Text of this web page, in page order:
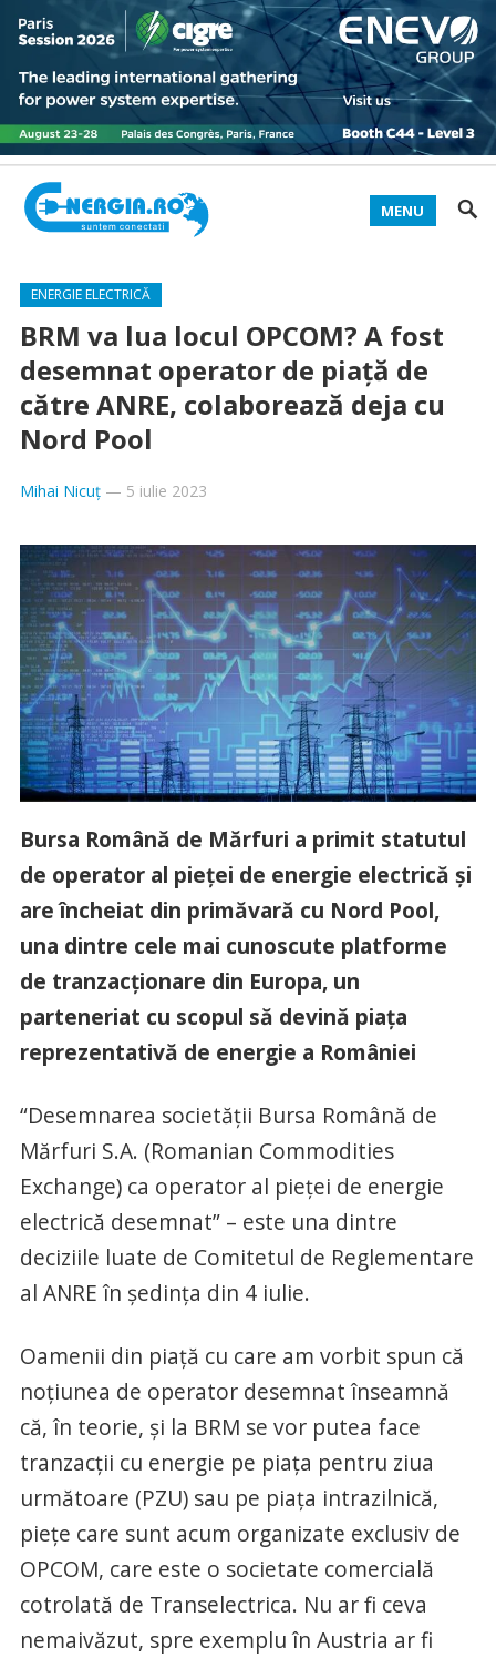
MENU
ENERGIE ELECTRICĂ
BRM va lua locul OPCOM? A fost
desemnat operator de piață de
către ANRE, colaborează deja cu
Nord Pool
Mihai Nicuț— 5 iulie 2023
Bursa Română de Mărfuri a primit statutul
de operator al pieței de energie electrică și
are încheiat din primăvară cu Nord Pool,
una dintre cele mai cunoscute platforme
de tranzacționare din Europa, un
parteneriat cu scopul să devină piața
reprezentativă de energie a României
“Desemnarea societății Bursa Română de
Mărfuri S.A. (Romanian Commodities
Exchange) ca operator al pieţei de energie
electrică desemnat” – este una dintre
deciziile luate de Comitetul de Reglementare
al ANRE în ședința din 4 iulie.
Oamenii din piață cu care am vorbit spun că
noțiunea de operator desemnat înseamnă
că, în teorie, și la BRM se vor putea face
tranzacții cu energie pe piața pentru ziua
următoare (PZU) sau pe piața intrazilnică,
piețe care sunt acum organizate exclusiv de
OPCOM, care este o societate comercială
cotrolată de Transelectrica. Nu ar fi ceva
nemaivăzut, spre exemplu în Austria ar fi